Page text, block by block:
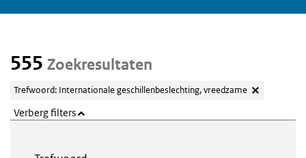
555 Zoekresultaten
Trefwoord: Internationale geschillenbeslechting, vreedzame
Verberg filters